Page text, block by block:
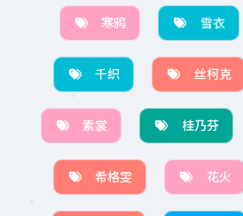
寒鸦 雪衣
千织 丝柯克
素裳 桂乃芬
希格雯 花火